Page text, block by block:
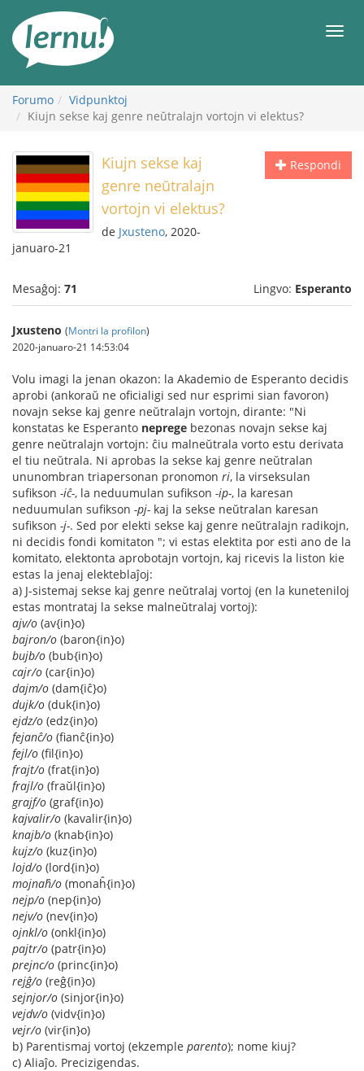
enhavo
Forumo
Vidpunktoj
Kiujn sekse kaj genre neŭtralajn vortojn vi elektus?
Respondi
Kiujn sekse kaj
genre neŭtralajn
vortojn vi elektus?
de Jxusteno, 2020-
januaro-21
Mesaĝoj: 71 Lingvo: Esperanto
Jxusteno (Montri la profilon)
2020-januaro-21 14:53:04
Volu imagi la jenan okazon: la Akademio de Esperanto decidis
aprobi (ankoraŭ ne oficialigi sed nur esprimi sian favoron)
novajn sekse kaj genre neŭtralajn vortojn, dirante: "Ni
konstatas ke Esperanto neprege bezonas novajn sekse kaj
genre neŭtralajn vortojn: ĉiu malneŭtrala vorto estu derivata
el tiu neŭtrala. Ni aprobas la sekse kaj genre neŭtralan
ununombran triapersonan pronomon ri, la virseksulan
sufikson -iĉ-, la neduumulan sufikson -ip-, la karesan
neduumulan sufikson -pj- kaj la sekse neŭtralan karesan
sufikson -j-. Sed por elekti sekse kaj genre neŭtralajn radikojn,
ni decidis fondi komitaton "; vi estas elektita por esti ano de la
komitato, elektonta aprobotajn vortojn, kaj ricevis la liston kie
estas la jenaj elekteblaĵoj:
a) J-sistemaj sekse kaj genre neŭtralaj vortoj (en la kuneteniloj
estas montrataj la sekse malneŭtralaj vortoj):
ajv/o (av{in}o)
bajron/o (baron{in}o)
bujb/o (bub{in}o)
cajr/o (car{in}o)
dajm/o (dam{iĉ}o)
dujk/o (duk{in}o)
ejdz/o (edz{in}o)
fejanĉ/o (fianĉ{in}o)
fejl/o (fil{in}o)
frajt/o (frat{in}o)
frajl/o (fraŭl{in}o)
grajf/o (graf{in}o)
kajvalir/o (kavalir{in}o)
knajb/o (knab{in}o)
kujz/o (kuz{in}o)
lojd/o (lord{in}o)
mojnaĥ/o (monaĥ{in}o)
nejp/o (nep{in}o)
nejv/o (nev{in}o)
ojnkl/o (onkl{in}o)
pajtr/o (patr{in}o)
prejnc/o (princ{in}o)
rejĝ/o (reĝ{in}o)
sejnjor/o (sinjor{in}o)
vejdv/o (vidv{in}o)
vejr/o (vir{in}o)
b) Parentismaj vortoj (ekzemple parento); nome kiuj?
c) Aliaĵo. Precizigendas.